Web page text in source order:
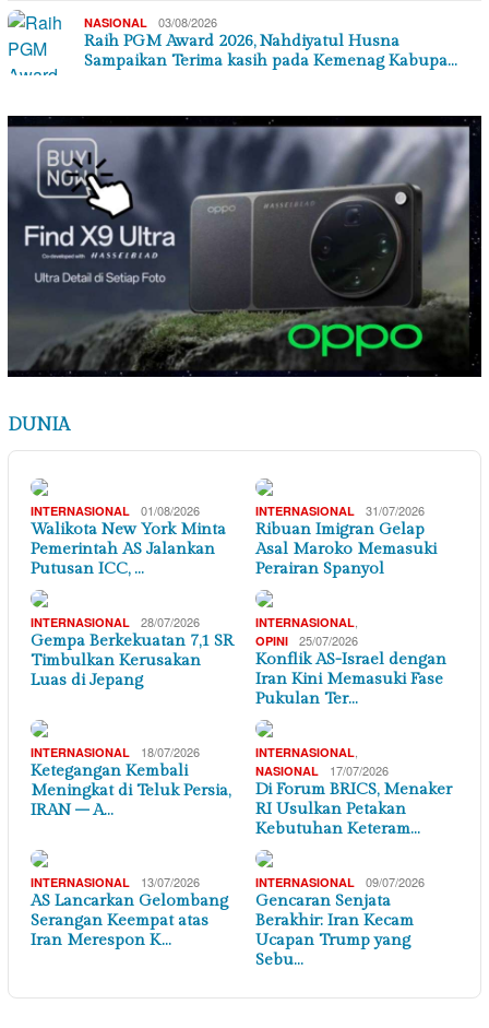
NASIONAL 03/08/2026
Raih PGM Award 2026, Nahdiyatul Husna
Sampaikan Terima kasih pada Kemenag Kabupa…
DUNIA
INTERNASIONAL 01/08/2026
Walikota New York Minta
Pemerintah AS Jalankan
Putusan ICC, …
INTERNASIONAL 31/07/2026
Ribuan Imigran Gelap
Asal Maroko Memasuki
Perairan Spanyol
INTERNASIONAL 28/07/2026
Gempa Berkekuatan 7,1 SR
Timbulkan Kerusakan
Luas di Jepang
INTERNASIONAL
OPINI 25/07/2026
Konflik AS-Israel dengan
Iran Kini Memasuki Fase
Pukulan Ter…
INTERNASIONAL 18/07/2026
Ketegangan Kembali
Meningkat di Teluk Persia,
IRAN – A…
INTERNASIONAL
NASIONAL 17/07/2026
Di Forum BRICS, Menaker
RI Usulkan Petakan
Kebutuhan Keteram…
INTERNASIONAL 13/07/2026
AS Lancarkan Gelombang
Serangan Keempat atas
Iran Merespon K…
INTERNASIONAL 09/07/2026
Gencaran Senjata
Berakhir: Iran Kecam
Ucapan Trump yang
Sebu…